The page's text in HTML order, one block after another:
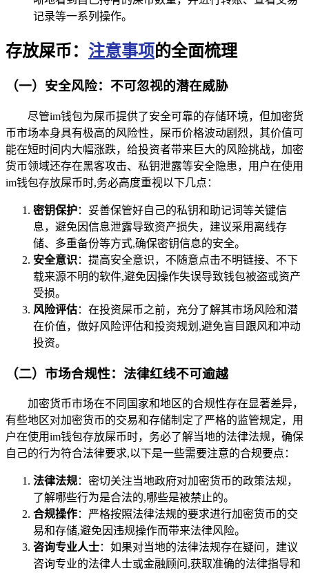
记录等一系列操作。
存放屎币： 注意事项的全面梳理
（一）安全风险：不可忽视的潜在威胁
尽管im钱包为屎币提供了安全可靠的存储环境，但加密货
币市场本身具有极高的风险性，屎币价格波动剧烈，其价值可
能在短时间内大幅涨跌，给投资者带来巨大的风险挑战，加密
货币领域还存在黑客攻击、私钥泄露等安全隐患，用户在使用
im钱包存放屎币时,务必高度重视以下几点：
密钥保护：妥善保管好自己的私钥和助记词等关键信
息，避免因信息泄露导致资产损失，建议采用离线存
储、多重备份等方式,确保密钥信息的安全。
安全意识 ：提高安全意识，不随意点击不明链接、不下
载来源不明的软件,避免因操作失误导致钱包被盗或资产
受损。
风险评估：在投资屎币之前，充分了解其市场风险和潜
在价值，做好风险评估和投资规划,避免盲目跟风和冲动
投资。
（二）市场合规性：法律红线不可逾越
加密货币市场在不同国家和地区的合规性存在显著差异，
有些地区对加密货币的交易和存储制定了严格的监管规定，用
户在使用im钱包存放屎币时，务必了解当地的法律法规，确保
自己的行为符合法律要求,以下是一些需要注意的合规要点：
法律法规：密切关注当地政府对加密货币的政策法规，
了解哪些行为是合法的,哪些是被禁止的。
合规操作：严格按照法律法规的要求进行加密货币的交
易和存储,避免因违规操作而带来法律风险。
咨询专业人士：如果对当地的法律法规存在疑问，建议
咨询专业的法律人士或金融顾问,获取准确的法律指导和